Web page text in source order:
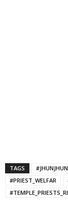
TAGS
#PRIEST_WELFAR